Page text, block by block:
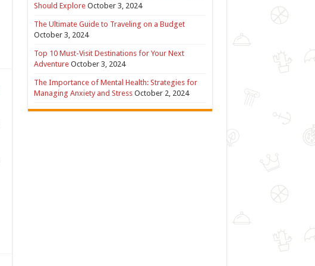
Should Explore October 3, 2024
The Ultimate Guide to Traveling on a Budget
October 3, 2024
Top 10 Must-Visit Destinations for Your Next
Adventure October 3, 2024
The Importance of Mental Health: Strategies for
Managing Anxiety and Stress October 2, 2024